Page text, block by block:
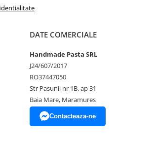
DATE COMERCIALE
Handmade Pasta SRL
J24/607/2017
RO37447050
Str Pasunii nr 1B, ap 31
Baia Mare, Maramures
Contacteaza-ne